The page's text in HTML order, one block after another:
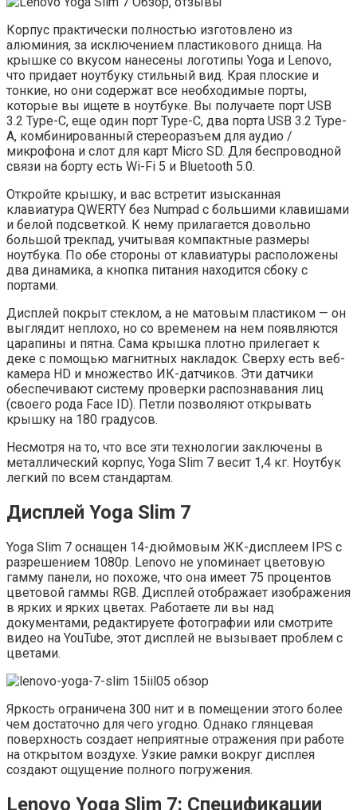
Корпус практически полностью изготовлено из
алюминия, за исключением пластикового днища. На
крышке со вкусом нанесены логотипы Yoga и Lenovo,
что придает ноутбуку стильный вид. Края плоские и
тонкие, но они содержат все необходимые порты,
которые вы ищете в ноутбуке. Вы получаете порт USB
3.2 Type-C, еще один порт Type-C, два порта USB 3.2 Type-
A, комбинированный стереоразъем для аудио /
микрофона и слот для карт Micro SD. Для беспроводной
связи на борту есть Wi-Fi 5 и Bluetooth 5.0.
Откройте крышку, и вас встретит изысканная
клавиатура QWERTY без Numpad с большими клавишами
и белой подсветкой. К нему прилагается довольно
большой трекпад, учитывая компактные размеры
ноутбука. По обе стороны от клавиатуры расположены
два динамика, а кнопка питания находится сбоку с
портами.
Дисплей покрыт стеклом, а не матовым пластиком — он
выглядит неплохо, но со временем на нем появляются
царапины и пятна. Сама крышка плотно прилегает к
деке с помощью магнитных накладок. Сверху есть веб-
камера HD и множество ИК-датчиков. Эти датчики
обеспечивают систему проверки распознавания лиц
(своего рода Face ID). Петли позволяют открывать
крышку на 180 градусов.
Несмотря на то, что все эти технологии заключены в
металлический корпус, Yoga Slim 7 весит 1,4 кг. Ноутбук
легкий по всем стандартам.
Дисплей Yoga Slim 7
Yoga Slim 7 оснащен 14-дюймовым ЖК-дисплеем IPS с
разрешением 1080p. Lenovo не упоминает цветовую
гамму панели, но похоже, что она имеет 75 процентов
цветовой гаммы RGB. Дисплей отображает изображения
в ярких и ярких цветах. Работаете ли вы над
документами, редактируете фотографии или смотрите
видео на YouTube, этот дисплей не вызывает проблем с
цветами.
Яркость ограничена 300 нит и в помещении этого более
чем достаточно для чего угодно. Однако глянцевая
поверхность создает неприятные отражения при работе
на открытом воздухе. Узкие рамки вокруг дисплея
создают ощущение полного погружения.
Lenovo Yoga Slim 7: Спецификации